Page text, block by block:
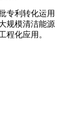
专利转化运用
规模清洁能源
程化应用。